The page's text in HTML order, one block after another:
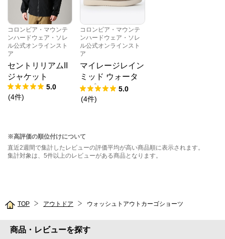
コロンビア・マウンテ
ンハードウェア・ソレ
ル公式オンラインスト
ア
セントリリアムII
ジャケット
5.0
(4件)
コロンビア・マウンテ
ンハードウェア・ソレ
ル公式オンラインスト
ア
マイレージレイン
ミッド ウォータ
ープルーフ5.0
(4件)
※高評価の順位付けについて
直近2週間で集計したレビューの評価平均が高い商品順に表示されます。
集計対象は、5件以上のレビューがある商品となります。
TOP アウトドア ウォッシュトアウトカーゴショーツ
商品・レビューを探す